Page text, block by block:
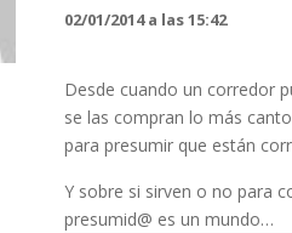
02/01/2014 a las 15:42
Desde cuando un corredor
se las compran lo más
para presumir que están
Y sobre si sirven o no para
presumid@ es un mundo…